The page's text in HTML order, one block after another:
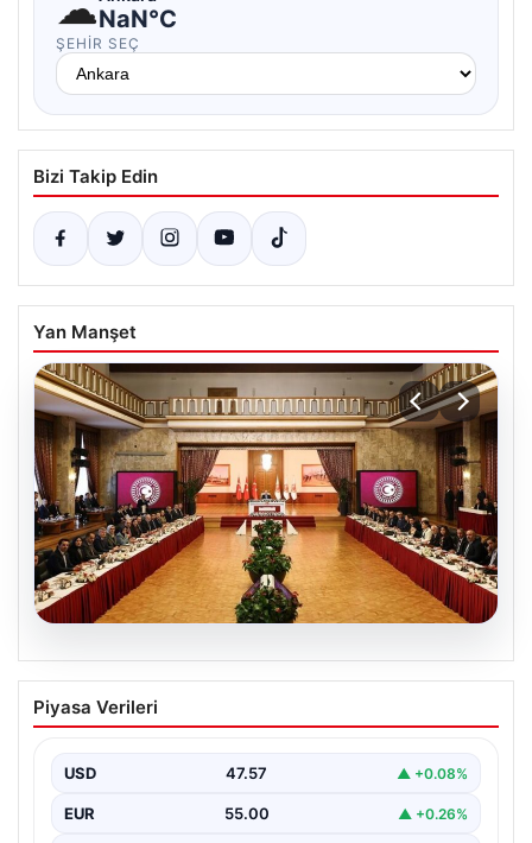
NaN°C
ŞEHIR SEÇ
Bizi Takip Edin
Yan Manşet
05.08.2026
Çerçeve yasa nedir, neleri kapsıyor?
‘Terörsüz Türkiye’ vizyonu ve yasal
Hukuk ve yasama alanında sıkça karşılaşılan önemli
Piyasa Verileri
USD 47.57 ▲ +0.08%
EUR 55.00 ▲ +0.26%